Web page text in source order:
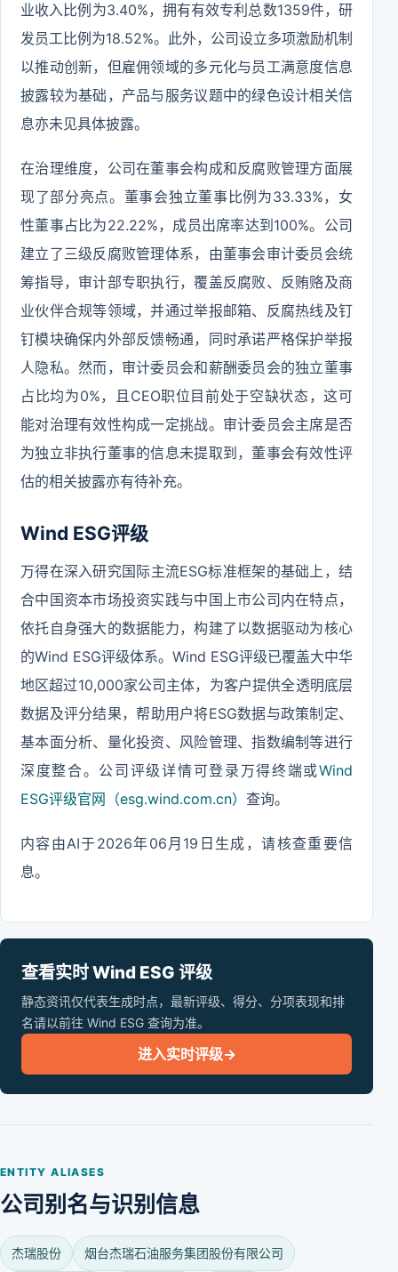
业收入比例为3.40%，拥有有效专利总数1359件，研
发员工比例为18.52%。此外，公司设立多项激励机制
以推动创新，但雇佣领域的多元化与员工满意度信息
披露较为基础，产品与服务议题中的绿色设计相关信
息亦未见具体披露。
在治理维度，公司在董事会构成和反腐败管理方面展
现了部分亮点。董事会独立董事比例为33.33%，女
性董事占比为22.22%，成员出席率达到100%。公司
建立了三级反腐败管理体系，由董事会审计委员会统
筹指导，审计部专职执行，覆盖反腐败、反贿赂及商
业伙伴合规等领域，并通过举报邮箱、反腐热线及钉
钉模块确保内外部反馈畅通，同时承诺严格保护举报
人隐私。然而，审计委员会和薪酬委员会的独立董事
占比均为0%，且CEO职位目前处于空缺状态，这可
能对治理有效性构成一定挑战。审计委员会主席是否
为独立非执行董事的信息未提取到，董事会有效性评
估的相关披露亦有待补充。
Wind ESG评级
万得在深入研究国际主流ESG标准框架的基础上，结
合中国资本市场投资实践与中国上市公司内在特点，
依托自身强大的数据能力，构建了以数据驱动为核心
的Wind ESG评级体系。Wind ESG评级已覆盖大中华
地区超过10,000家公司主体，为客户提供全透明底层
数据及评分结果，帮助用户将ESG数据与政策制定、
基本面分析、量化投资、风险管理、指数编制等进行
深度整合。公司评级详情可登录万得终端或Wind
ESG评级官网（esg.wind.com.cn） 查询。
内容由AI于2026年06月19日生成，请核查重要信
息。
查看实时 Wind ESG 评级
静态资讯仅代表生成时点，最新评级、得分、分项表现和排
名请以前往 Wind ESG 查询为准。
进入实时评级→
ENTITY ALIASES
公司别名与识别信息
杰瑞股份 烟台杰瑞石油服务集团股份有限公司